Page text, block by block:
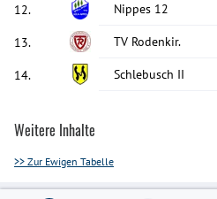
12. Nippes 12
13. TV Rodenkir.
14. Schlebusch II
Weitere Inhalte
>> Zur Ewigen Tabelle